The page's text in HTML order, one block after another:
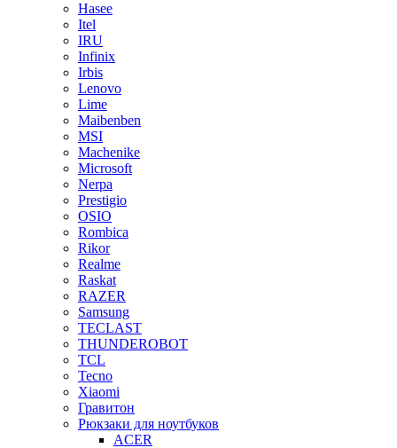
Hasee
Itel
IRU
Infinix
Irbis
Lenovo
Lime
Maibenben
MSI
Machenike
Microsoft
Nerpa
Prestigio
OSIO
Rombica
Rikor
Realme
Raskat
RAZER
Samsung
TECLAST
THUNDEROBOT
TCL
Tecno
Xiaomi
Гравитон
Рюкзаки для ноутбуков
ACER